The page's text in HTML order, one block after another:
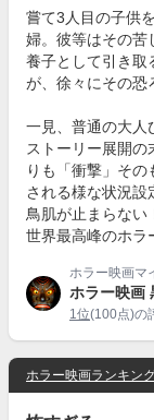
嘗て3人目の子供
婦。彼等はその苦
養子として引き取
が、徐々にその恐
一見、普通の大人
ストーリー展開の
りも「衝撃」その
される様な状況設
鳥肌が止まらな
世界最高峰のホラ
ホラー映画マ
ホラー映画
1位(100点)の
ホラー映画ランキン